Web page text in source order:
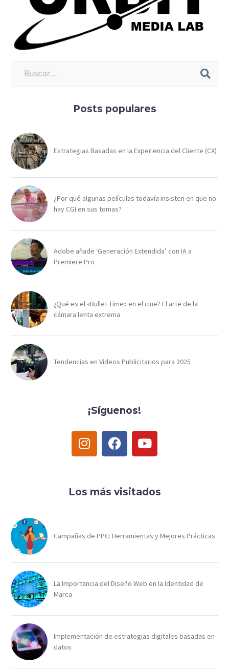
Posts populares
Estrategias Basadas en la Experiencia del Cliente (CX)
¿Por qué algunas películas todavía insisten en que no
hay CGI en sus tomas?
Adobe añade ‘Generación Extendida’ con IA a
Premiere Pro
¿Qué es el «Bullet Time» en el cine? El arte de la
cámara lenta extrema
Tendencias en Videos Publicitarios para 2025
¡Síguenos!
Los más visitados
Campañas de PPC: Herramientas y Mejores Prácticas
La Importancia del Diseño Web en la Identidad de
Marca
Implementación de estrategias digitales basadas en
datos